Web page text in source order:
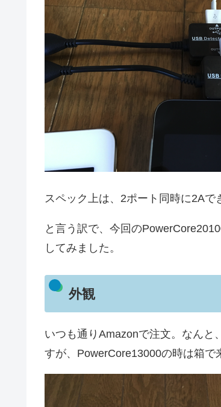
スペック上は、2ポート同時に2Aで
と言う訳で、今回の
してみました。
外観
いつも通りAmazonで注文。なんと
すが、PowerCore13000の時は箱で